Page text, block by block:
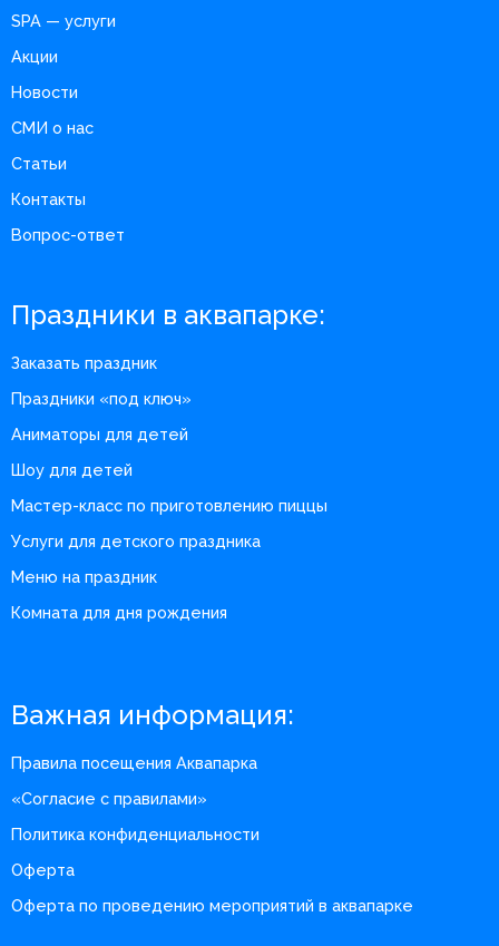
SPA — услуги
Акции
Новости
СМИ о нас
Статьи
Контакты
Вопрос-ответ
Праздники в аквапарке:
Заказать праздник
Праздники «под ключ»
Аниматоры для детей
Шоу для детей
Мастер-класс по приготовлению пиццы
Услуги для детского праздника
Меню на праздник
Комната для дня рождения
Важная информация:
Правила посещения Аквапарка
«Согласие с правилами»
Политика конфиденциальности
Оферта
Оферта по проведению мероприятий в аквапарке